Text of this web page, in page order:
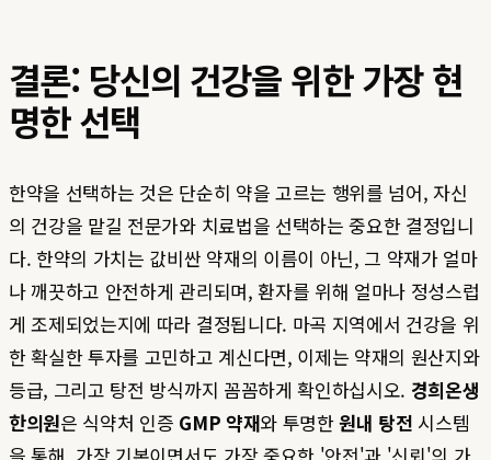
결론: 당신의 건강을 위한 가장 현
명한 선택
한약을 선택하는 것은 단순히 약을 고르는 행위를 넘어, 자신
의 건강을 맡길 전문가와 치료법을 선택하는 중요한 결정입니
다. 한약의 가치는 값비싼 약재의 이름이 아닌, 그 약재가 얼마
나 깨끗하고 안전하게 관리되며, 환자를 위해 얼마나 정성스럽
게 조제되었는지에 따라 결정됩니다. 마곡 지역에서 건강을 위
한 확실한 투자를 고민하고 계신다면, 이제는 약재의 원산지와
등급, 그리고 탕전 방식까지 꼼꼼하게 확인하십시오. 경희온생
한의원은 식약처 인증 GMP 약재와 투명한원내 탕전 시스템